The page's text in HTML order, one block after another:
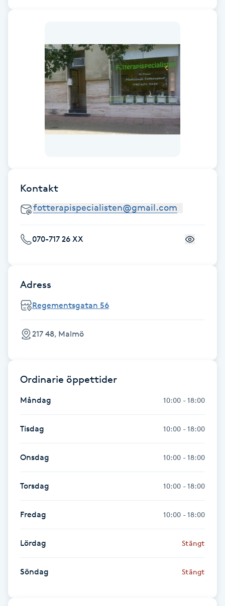
Gravidyoga
Gua Sha-massage
Hatha Yoga
Herrklippning
HIFU
Hollywood Peel
Hot yoga
Hudföryngring
Huduppstramning
Hudvård
Kontakt
070-717 26 XX
Adress
Regementsgatan 56
217 48, Malmö
Ordinarie öppettider
Måndag 10:00 - 18:00
Tisdag 10:00 - 18:00
Onsdag 10:00 - 18:00
Torsdag 10:00 - 18:00
Fredag 10:00 - 18:00
Lördag Stängt
Söndag Stängt